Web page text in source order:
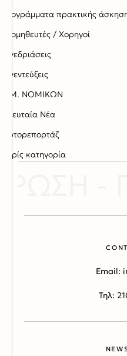
Προγράμματα πρακτικής άσκησης
Προμηθευτές / Χορηγοί
Συνεδριάσεις
Συνεντεύξεις
ΤΑΜ. ΝΟΜΙΚΩΝ
Τελευταία Νέα
Φωτορεπορτάζ
Χωρίς κατηγορία
Email:
Τηλ: